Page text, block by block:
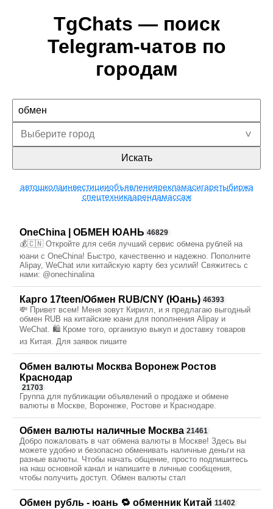
TgChats — поиск
Telegram-чатов по
городам
Искать
автошколаинвестицииобъявлениярекламасигаретыбиржа
спецтехникаарендамассаж
OneChina | ОБМЕН ЮАНЬ 46829
💰🇨🇳 Откройте для себя лучший сервис обмена рублей на
юани с OneChina! Быстро, качественно и надежно. Пополните
Alipay, WeChat или китайскую карту без усилий! Свяжитесь с
нами: @onechinalina
Карго 17teen/Обмен RUB/CNY (Юань) 46393
💸 Привет всем! Меня зовут Кирилл, и я предлагаю выгодный
обмен RUB на китайские юани для пополнения Alipay и
WeChat. 🛍️ Кроме того, организую выкуп и доставку товаров
из Китая. Для заявок пишите
Обмен валюты Москва Воронеж Ростов
Краснодар
21703
Группа для публикации объявлений о продаже и обмене
валюты в Москве, Воронеже, Ростове и Краснодаре.
Обмен валюты наличные Москва 21461
Добро пожаловать в чат обмена валюты в Москве! Здесь вы
можете удобно и безопасно обменивать наличные деньги на
разные валюты. Чтобы начать общение, просто подпишитесь
на наш основной канал и напишите в личные сообщения,
чтобы получить доступ. Обмен валюты стал
Обмен рубль - юань 🔁 обменник Китай 11402